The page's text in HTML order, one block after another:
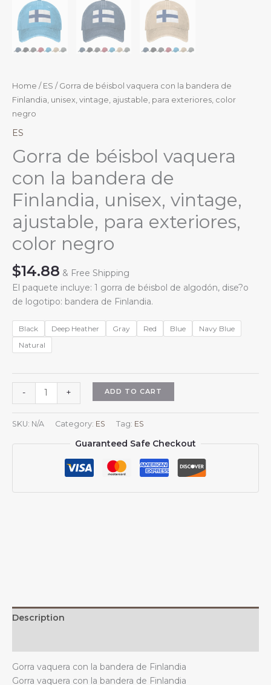
Home / ES / Gorra de béisbol vaquera con la bandera de
Finlandia, unisex, vintage, ajustable, para exteriores, color
negro
ES
Gorra de béisbol vaquera
con la bandera de
Finlandia, unisex, vintage,
ajustable, para exteriores,
color negro
$14.88 & Free Shipping
El paquete incluye: 1 gorra de béisbol de algodón, dise?o
de logotipo: bandera de Finlandia.
Black Deep Heather Gray Red Blue
Navy Blue
Natural
-
de
béisbol
vaquera
con
quantity
+ ADD TO CART
SKU: N/A Category: ES Tag: ES
Guaranteed Safe Checkout
Description
Gorra vaquera con la bandera de Finlandia
Gorra vaquera con la bandera de Finlandia